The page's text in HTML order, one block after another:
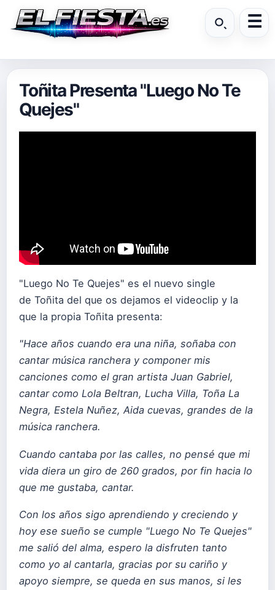
Toñita Presenta "Luego No Te
Quejes"
"Luego No Te Quejes" es el nuevo single
de Toñita del que os dejamos el videoclip y la
que la propia Toñita presenta:
"Hace años cuando era una niña, soñaba con
cantar música ranchera y componer mis
canciones como el gran artista Juan Gabriel,
cantar como Lola Beltran, Lucha Villa, Toña La
Negra, Estela Nuñez, Aida cuevas, grandes de la
música ranchera.
Cuando cantaba por las calles, no pensé que mi
vida diera un giro de 260 grados, por fin hacia lo
que me gustaba, cantar.
Con los años sigo aprendiendo y creciendo y
hoy ese sueño se cumple "Luego No Te Quejes"
me salió del alma, espero la disfruten tanto
como yo al cantarla, gracias por su cariño y
apoyo siempre, se queda en sus manos, si les